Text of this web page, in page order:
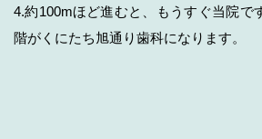
4.約100mほど進むと、もうすぐ当院で
階がくにたち旭通り歯科になります。